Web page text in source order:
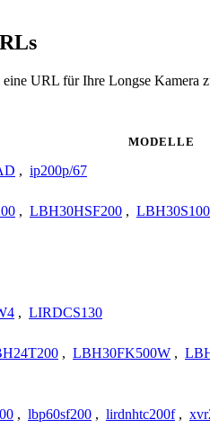
URL für Ihre Longse Kamera
MODELLE
, ip200p/67
, LBH30HSF200 ,
, LIRDCS130
, LBH30FK500W ,
, lbp60sf200 , lirdnhtc200f ,